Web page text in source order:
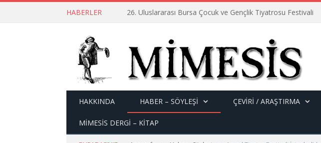
HABERLER 26. Uluslararası Bursa Çocuk ve Gençlik Tiyatrosu Festivali
HAKKINDA HABER – SÖYLEŞI ÇEVİRİ / ARAŞTIRMA
MİMESİS DERGİ – KİTAP